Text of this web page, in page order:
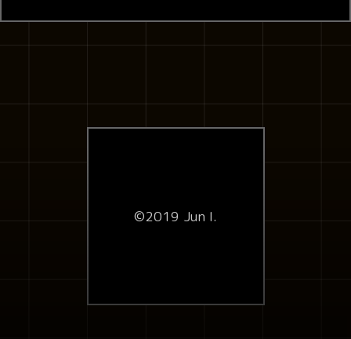
©2019 Jun I.